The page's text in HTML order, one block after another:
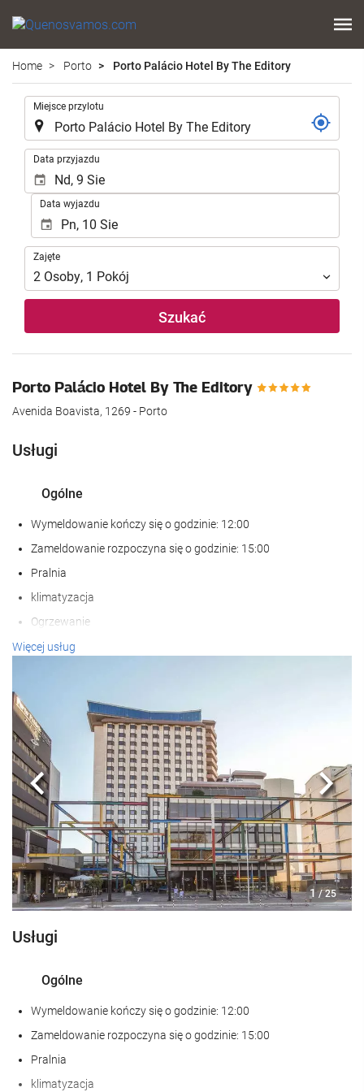
Home Porto Porto Palácio Hotel By The Editory
Miejsce przylotu
Data przyjazdu
Data wyjazdu
Zajęte
Zajęte
2 Osoby, 1 Pokój
Szukać
Porto Palácio Hotel By The Editory
Avenida Boavista, 1269 - Porto
Usługi
Ogólne
Wymeldowanie kończy się o godzinie: 12:00
Zameldowanie rozpoczyna się o godzinie: 15:00
Pralnia
klimatyzacja
Ogrzewanie
Winda
wzrokową
Pokoje dla niepalących
zakaz palenia obowiązuje we wszystkich pomieszczeniach
ogólnodostępnych i prywatnych
Strefa dla palaczy
Zwierzęta nie są akceptowane
Recepcja
całodobowa recepcja
przechowalnia bagażu
Sejf
biuro informacji turystycznej
rezerwacja / sprzedaż biletów
Naciśnij
Więcej usług
1 / 25
Poprzedni
Usługi
Ogólne
Wymeldowanie kończy się o godzinie: 12:00
Zameldowanie rozpoczyna się o godzinie: 15:00
Pralnia
klimatyzacja